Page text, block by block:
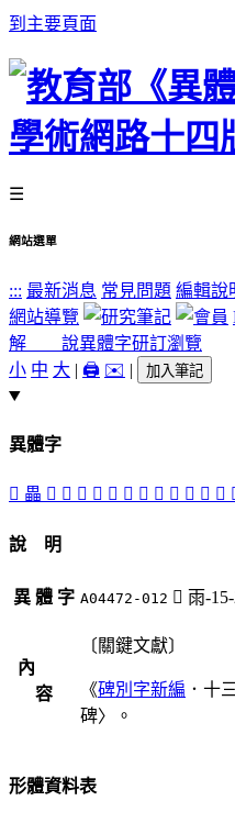
到主要頁面
☰
網站選單
::: 最新消息 常見問題 編輯說
網站導覽
解 說異體字研訂瀏覽
小 中 大 | 🖨️ ✉️ | 加入筆記
異體字
󶟬 畾 𤳳 𤳹 󶟮 𤴌 󶟱 󶟲 󶟯 󶟰 𤴐 𤴑 𩂩 䨓
說 明
異 體 字 A04472-012 󶟫 雨-
內
容
〔關鍵文獻〕
《碑別字新編 ．十
碑〉。
形體資料表